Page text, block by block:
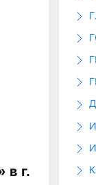
в г.